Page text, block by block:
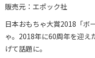
販売元：エポック社
日本おもちゃ大賞2018「ボ
ゃ。2018年に60周年を迎え
げて話題に。